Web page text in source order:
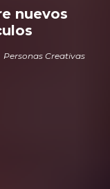
nuevos
Personas Creativas